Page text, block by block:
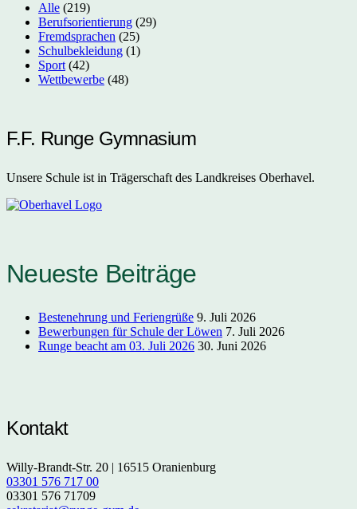
Alle (219)
Berufsorientierung (29)
Fremdsprachen (25)
Schulbekleidung (1)
Sport (42)
Wettbewerbe (48)
F.F. Runge Gymnasium
Unsere Schule ist in Trägerschaft des Landkreises Oberhavel.
Neueste Beiträge
Bestenehrung und Feriengrüße 9. Juli 2026
Bewerbungen für Schule der Löwen 7. Juli 2026
Runge beacht am 03. Juli 2026 30. Juni 2026
Kontakt
Willy-Brandt-Str. 20 | 16515 Oranienburg
03301 576 717 00
03301 576 71709